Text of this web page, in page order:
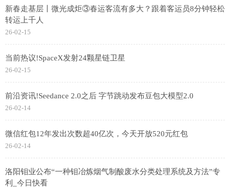
新春走基层丨微光成炬③春运客流有多大？跟着客运员8分钟轻松
转运上千人
26-02-15
当前热议!SpaceX发射24颗星链卫星
26-02-15
前沿资讯!Seedance 2.0之后 字节跳动发布豆包大模型2.0
26-02-14
微信红包12年发出次数超40亿次，今天开放520元红包
26-02-14
洛阳钼业公布“一种钼冶炼烟气制酸废水分类处理系统及方法”专
利_今日快看